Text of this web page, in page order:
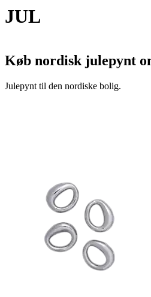
JUL
Køb nordisk julepynt
Julepynt til den nordiske bolig.